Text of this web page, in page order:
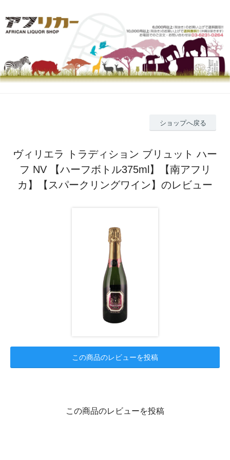
ショップへ戻る
ヴィリエラ トラディション ブリュット ハー
フ NV 【ハーフボトル375ml】【南アフリ
カ】【スパークリングワイン】のレビュー
この商品のレビューを投稿
この商品のレビューを投稿